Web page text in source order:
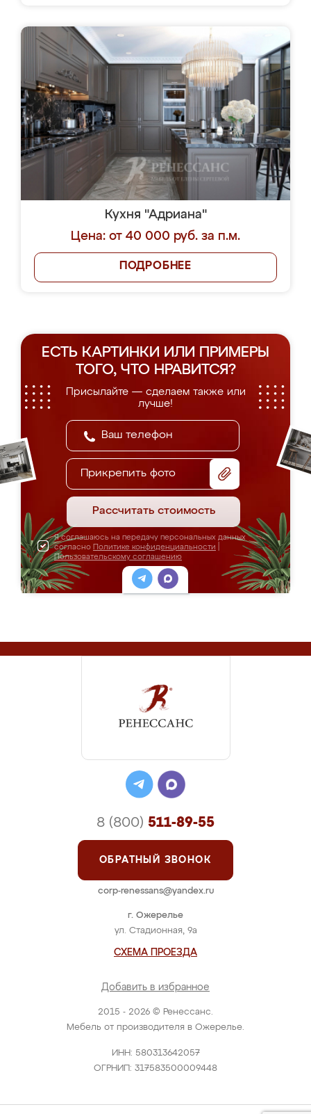
Кухня "Адриана"
Цена: от 40 000 руб. за п.м.
ПОДРОБНЕЕ
ЕСТЬ КАРТИНКИ ИЛИ ПРИМЕРЫ
ТОГО, ЧТО НРАВИТСЯ?
Присылайте — сделаем также или
лучше!
Прикрепить фото
Рассчитать стоимость
Я соглашаюсь на передачу персональных данных
согласно Политике конфиденциальности
Пользовательскому соглашению
2015 - 2026 © Ренессанс.
Мебель от производителя в Ожерелье.
ИНН: 580313642057
ОГРНИП: 317583500009448
г. Ожерелье
ул. Стадионная, 9а
СХЕМА ПРОЕЗДА
Добавить в избранное
8 (800) 511-89-55
ОБРАТНЫЙ ЗВОНОК
corp-renessans@yandex.ru